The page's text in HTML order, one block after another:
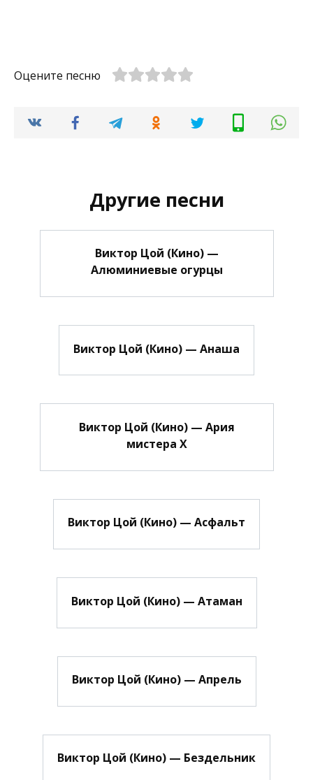
Оцените песню
Другие песни
Виктор Цой (Кино) —
Алюминиевые огурцы
Виктор Цой (Кино) — Анаша
Виктор Цой (Кино) — Ария
мистера Х
Виктор Цой (Кино) — Асфальт
Виктор Цой (Кино) — Атаман
Виктор Цой (Кино) — Апрель
Виктор Цой (Кино) — Бездельник